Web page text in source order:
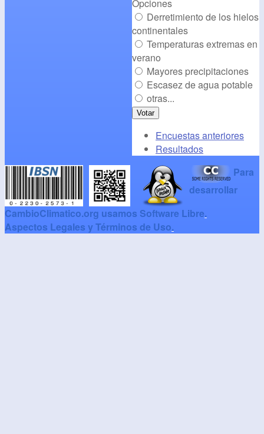
Opciones
Derretimiento de los hielos
continentales
Temperaturas extremas en
verano
Mayores precipitaciones
Escasez de agua potable
otras...
Encuestas anteriores
Resultados
Para
desarrollar
CambioClimatico.org usamos Software Libre.
Aspectos Legales y Términos de Uso.